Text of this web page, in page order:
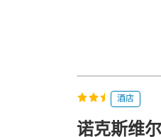
酒店
诺克斯维